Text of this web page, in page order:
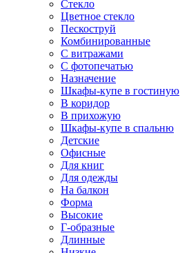
Стекло
Цветное стекло
Пескоструй
Комбинированные
С витражами
С фотопечатью
Назначение
Шкафы-купе в гостиную
В коридор
В прихожую
Шкафы-купе в спальню
Детские
Офисные
Для книг
Для одежды
На балкон
Форма
Высокие
Г-образные
Длинные